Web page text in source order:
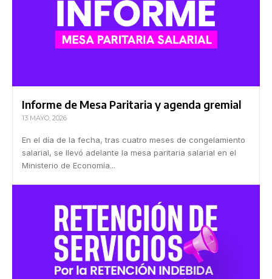
Informe de Mesa Paritaria y agenda gremial
13 MAYO, 2026
En el día de la fecha, tras cuatro meses de congelamiento
salarial, se llevó adelante la mesa paritaria salarial en el
Ministerio de Economía...